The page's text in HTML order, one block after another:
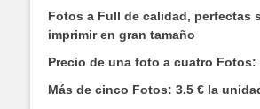
Fotos a Full de calidad, perfectas
imprimir en gran tamaño
Precio de una foto a cuatro Fotos:
Más de cinco Fotos: 3.5 € la